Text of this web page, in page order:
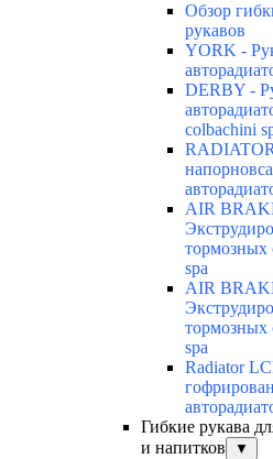
Обзор
рукавов
YORK -
DERBY -
colbachini
AIR
тормозных
spa
AIR
тормозных
spa
Radiator
Гибкие рукава
и напитков
▼